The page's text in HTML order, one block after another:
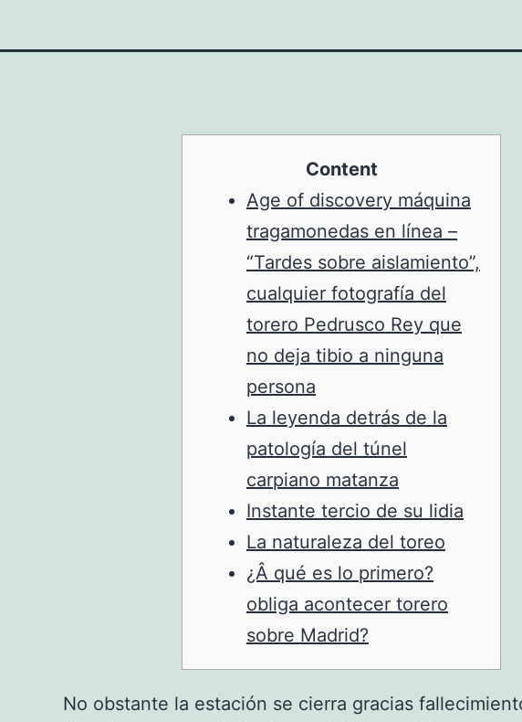
Content
Age of discovery máquina
tragamonedas en línea –
“Tardes sobre aislamiento”,
cualquier fotografía del
torero Pedrusco Rey que
no deja tibio a ninguna
persona
La leyenda detrás de la
patologí­a del túnel
carpiano matanza
Instante tercio de su lidia
La naturaleza del toreo
¿Â qué es lo primero?
obliga acontecer torero
sobre Madrid?
No obstante la estación se cierra gracias